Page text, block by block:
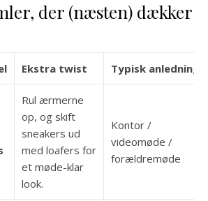
der (næsten) dækker
Ekstra twist Typisk anledning
Rul ærmerne
op, og skift
sneakers ud
med loafers for
et møde-klar
look.
Kontor /
videomøde /
forældremøde